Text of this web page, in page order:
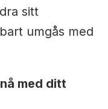
sitt
umgås med
med ditt